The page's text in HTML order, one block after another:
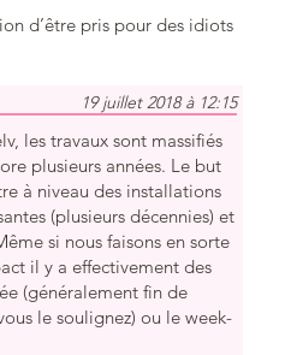
d’être pris pour des idiots
19 juillet 2018 à 12:15
les travaux sont massifiés
plusieurs années. Le but
à niveau des installations
(plusieurs décennies) et
si nous faisons en sorte
il y a effectivement des
(généralement fin de
le soulignez) ou le week-